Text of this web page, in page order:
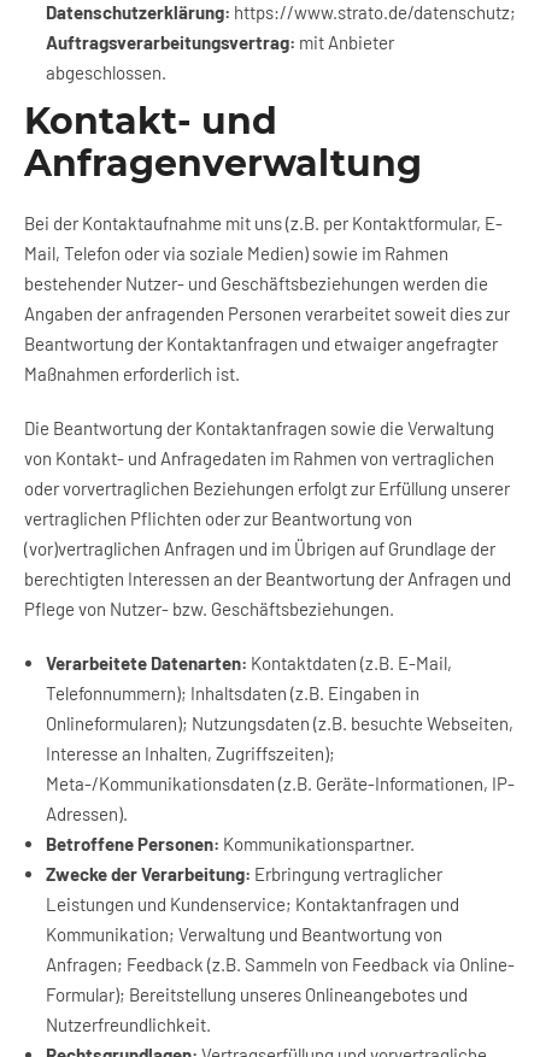
Datenschutzerklärung: https://www.strato.de/datenschutz;
Auftragsverarbeitungsvertrag: mit Anbieter
abgeschlossen.
Kontakt- und
Anfragenverwaltung
Bei der Kontaktaufnahme mit uns (z.B. per Kontaktformular, E-
Mail, Telefon oder via soziale Medien) sowie im Rahmen
bestehender Nutzer- und Geschäftsbeziehungen werden die
Angaben der anfragenden Personen verarbeitet soweit dies zur
Beantwortung der Kontaktanfragen und etwaiger angefragter
Maßnahmen erforderlich ist.
Die Beantwortung der Kontaktanfragen sowie die Verwaltung
von Kontakt- und Anfragedaten im Rahmen von vertraglichen
oder vorvertraglichen Beziehungen erfolgt zur Erfüllung unserer
vertraglichen Pflichten oder zur Beantwortung von
(vor)vertraglichen Anfragen und im Übrigen auf Grundlage der
berechtigten Interessen an der Beantwortung der Anfragen und
Pflege von Nutzer- bzw. Geschäftsbeziehungen.
Verarbeitete Datenarten: Kontaktdaten (z.B. E-Mail,
Telefonnummern); Inhaltsdaten (z.B. Eingaben in
Onlineformularen); Nutzungsdaten (z.B. besuchte Webseiten,
Interesse an Inhalten, Zugriffszeiten);
Meta-/Kommunikationsdaten (z.B. Geräte-Informationen, IP-
Adressen).
Betroffene Personen: Kommunikationspartner.
Zwecke der Verarbeitung: Erbringung vertraglicher
Leistungen und Kundenservice; Kontaktanfragen und
Kommunikation; Verwaltung und Beantwortung von
Anfragen; Feedback (z.B. Sammeln von Feedback via Online-
Formular); Bereitstellung unseres Onlineangebotes und
Nutzerfreundlichkeit.